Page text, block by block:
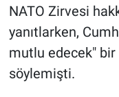
NATO Zirvesi
yanıtlarken,
mutlu edecek" bir
söylemişti.